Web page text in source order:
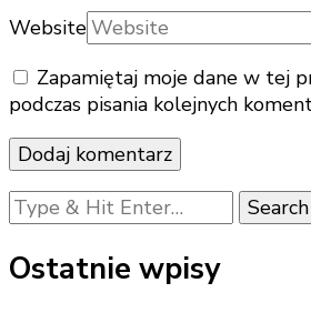
Website
Zapamiętaj moje dane w tej
podczas pisania kolejnych
Looking
for
Something?
Ostatnie wpisy